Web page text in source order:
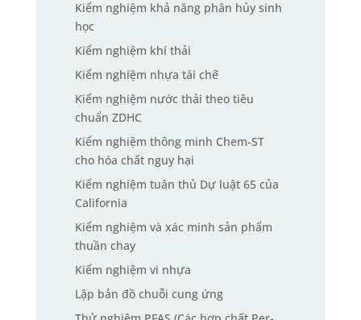
Kiểm nghiệm khả năng phân hủy sinh
học
Kiểm nghiệm khí thải
Kiểm nghiệm nhựa tái chế
Kiểm nghiệm nước thải theo tiêu
chuẩn ZDHC
Kiểm nghiệm thông minh Chem-ST
cho hóa chất nguy hại
Kiểm nghiệm tuân thủ Dự luật 65 của
California
Kiểm nghiệm và xác minh sản phẩm
thuần chay
Kiểm nghiệm vi nhựa
Lập bản đồ chuỗi cung ứng